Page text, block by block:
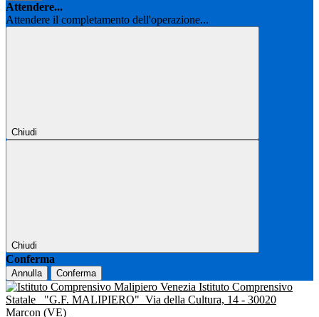
Attendere...
Attendere il completamento dell'operazione...
Chiudi
Chiudi
Conferma
Annulla Conferma
Istituto Comprensivo
Statale
"G.F. MALIPIERO" Via della Cultura, 14 - 30020
Marcon (VE)